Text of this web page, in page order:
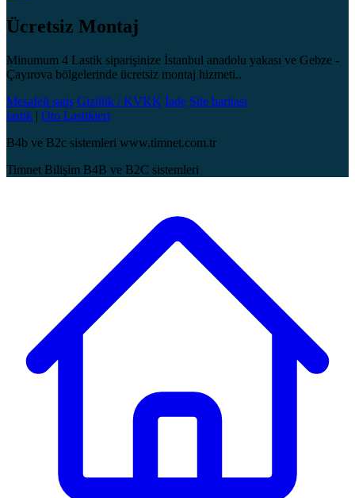
Ücretsiz Montaj
Minumum 4 Lastik siparişinize İstanbul anadolu yakası ve Gebze -
Çayırova bölgelerinde ücretsiz montaj hizmeti..
Mesafeli satış Gizlilik / KVKK İade Site haritası
lastik | Oto Lastikleri
B4b ve B2c sistemleri www.timnet.com.tr
Timnet Bilişim B4B ve B2C sistemleri